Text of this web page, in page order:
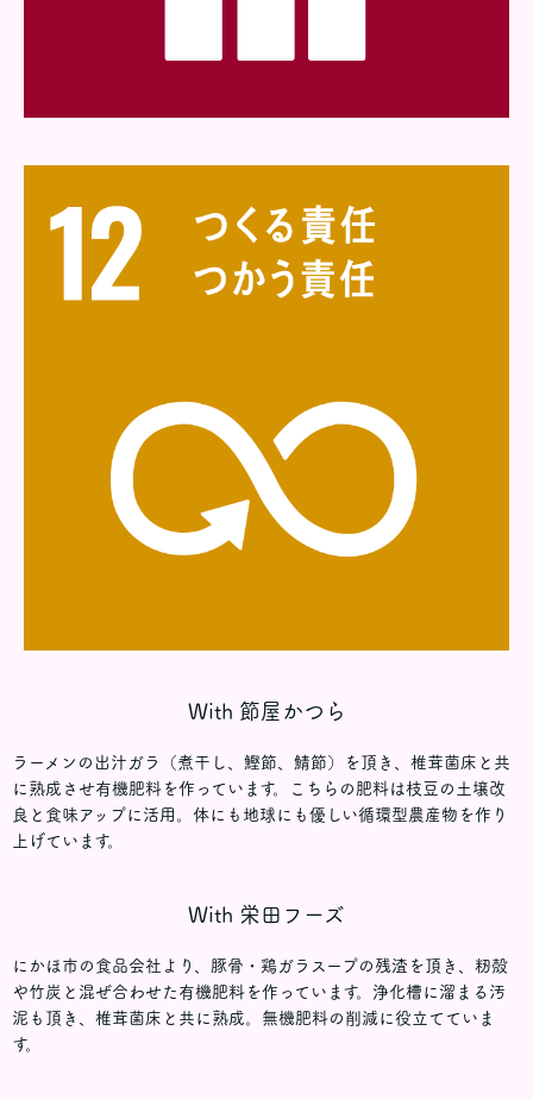
With 節屋かつら
ラーメンの出汁ガラ（煮干し、鰹節、鯖節）を頂き、椎茸菌床と共
に熟成させ有機肥料を作っています。こちらの肥料は枝豆の土壌改
良と食味アップに活用。体にも地球にも優しい循環型農産物を作り
上げています。
With 栄田フーズ
にかほ市の食品会社より、豚骨・鶏ガラスープの残渣を頂き、籾殻
や竹炭と混ぜ合わせた有機肥料を作っています。浄化槽に溜まる汚
泥も頂き、椎茸菌床と共に熟成。無機肥料の削減に役立てていま
す。